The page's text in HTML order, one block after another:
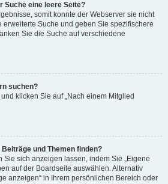
Suche eine leere Seite?
somit konnte der Webserver sie nicht
erweiterte Suche und geben Sie spezifischere
Sie die Suche auf verschiedene
suchen?
klicken Sie auf „Nach einem Mitglied
und Themen finden?
Sie sich anzeigen lassen, indem Sie „Eigene
auf der Boardseite auswählen. Alternativ
anzeigen“ in Ihrem persönlichen Bereich oder